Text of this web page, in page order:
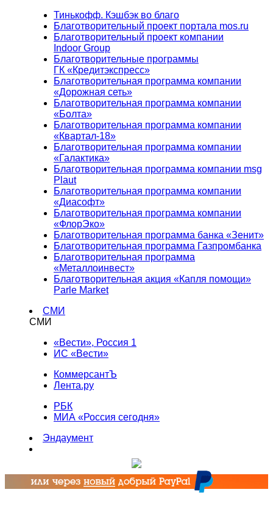
Тинькофф. Кэшбэк во благо
Благотворительный проект портала mos.ru
Благотворительный проект компании
Indoor Group
Благотворительные программы
ГК «Кредитэкспресс»
Благотворительная программа компании
«Дорожная сеть»
Благотворительная программа компании
«Болта»
Благотворительная программа компании
«Квартал-18»
Благотворительная программа компании
«Галактика»
Благотворительная программа компании msg
Plaut
Благотворительная программа компании
«Диасофт»
Благотворительная программа компании
«ФлорЭко»
Благотворительная программа банка «Зенит»
Благотворительная программа Газпромбанка
Благотворительная программа
«Металлоинвест»
Благотворительная акция «Капля помощи»
Parle Market
СМИ
СМИ
«Вести», Россия 1
ИС «Вести»
КоммерсантЪ
Лента.ру
РБК
МИА «Россия сегодня»
Эндаумент